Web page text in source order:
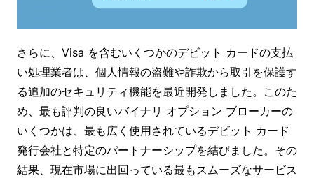
さらに、Visa を含むいくつかのデビット カードの支払
い処理業者は、個人情報の盗難や詐欺から取引を保護す
る追加のセキュリティ機能を最近開発しました。このた
め、最も評判の良いバイナリ オプション ブローカーの
いくつかは、最も広く使用されているデビット カード
発行会社と特定のパートナーシップを結びました。その
結果、現在市場に出回っている最もスムーズなサービス